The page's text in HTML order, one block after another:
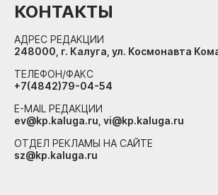
КОНТАКТЫ
АДРЕС РЕДАКЦИИ
248000, г. Калуга, ул. Космонавта
ТЕЛЕФОН/ФАКС
+7(4842)79-04-54
E-MAIL РЕДАКЦИИ
ev@kp.kaluga.ru, vi@kp.kaluga.ru
ОТДЕЛ РЕКЛАМЫ НА САЙТЕ
sz@kp.kaluga.ru